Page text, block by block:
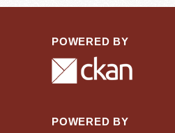
POWERED BY
POWERED BY